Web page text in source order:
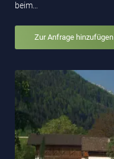
beim…
Zur Anfrage hinzufügen